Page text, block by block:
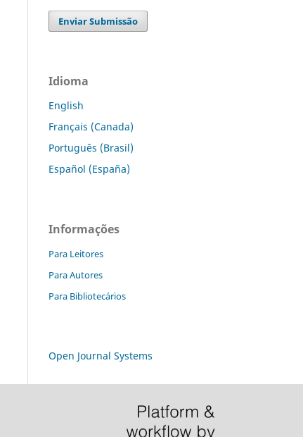
Enviar Submissão
Idioma
English
Français (Canada)
Português (Brasil)
Español (España)
Informações
Para Leitores
Para Autores
Para Bibliotecários
Open Journal Systems